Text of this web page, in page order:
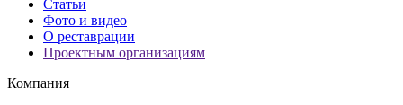
Статьи
Фото и видео
О реставрации
Проектным организациям
Компания